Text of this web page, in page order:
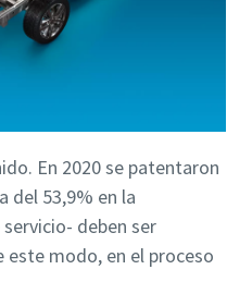
En 2020 se patentaron
del 53,9% en la
deben ser
modo, en el proceso